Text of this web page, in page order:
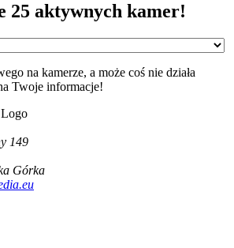
25 aktywnych kamer!
na kamerze, a może coś nie działa
Twoje informacje!
149
Górka